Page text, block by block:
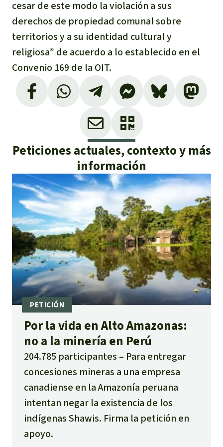
cesar de este modo la violación a sus
derechos de propiedad comunal sobre
territorios y a su identidad cultural y
religiosa” de acuerdo a lo establecido en el
Convenio 169 de la OIT.
Peticiones actuales, contexto y más
información
Por la vida en Alto Amazonas:
no a la minería en Perú
204.785 participantes
Para entregar
concesiones mineras a una empresa
canadiense en la Amazonía peruana
intentan negar la existencia de los
indígenas Shawis. Firma la petición en
apoyo.